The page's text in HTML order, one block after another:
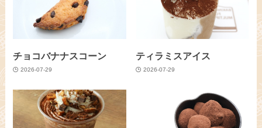
チョコバナナスコーン
2026-07-29
ティラミスアイス
2026-07-29